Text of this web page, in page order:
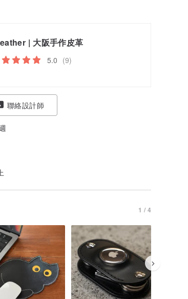
| 大阪手作皮革
5.0 (9)
聯絡設計師
1 / 4